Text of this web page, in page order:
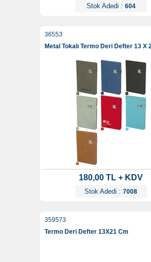
Stok Adedi : 604
36553
Metal Tokalı Termo Deri Defter 13 X
180,00 TL + KDV
Stok Adedi : 7008
359573
Termo Deri Defter 13X21 Cm